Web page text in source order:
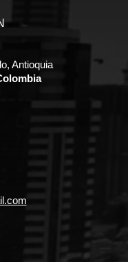
Antioquia